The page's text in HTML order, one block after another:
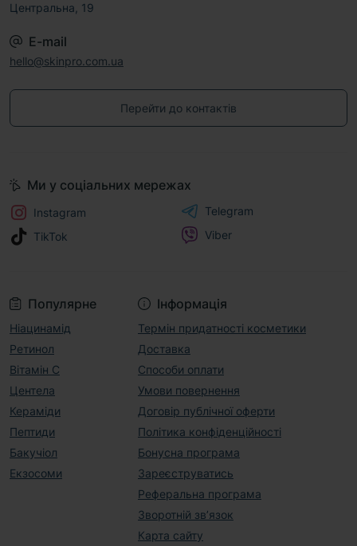
Центральна, 19
E-mail
hello@skinpro.com.ua
Перейти до контактів
Популярне
Ніацинамід
Ретинол
Вітамін С
Центела
Кераміди
Пептиди
Бакучіол
Екзосоми
Інформація
Термін придатності косметики
Доставка
Способи оплати
Умови повернення
Договір публічної оферти
Політика конфіденційності
Бонусна програма
Зареєструватись
Реферальна програма
Зворотній зв’язок
Карта сайту
Ми у соціальних мережах
Instagram
TikTok
Telegram
Viber